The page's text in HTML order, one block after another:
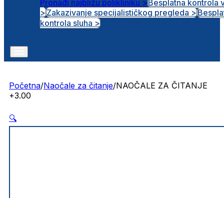
Pronađi najbližu polikliniku >Besplatna kontrola
>Zakazivanje specijalističkog pregleda >
kontrola sluha >
Početna/Naočale za čitanje/NAOČALE ZA ČITANJE
+3.00
🔍